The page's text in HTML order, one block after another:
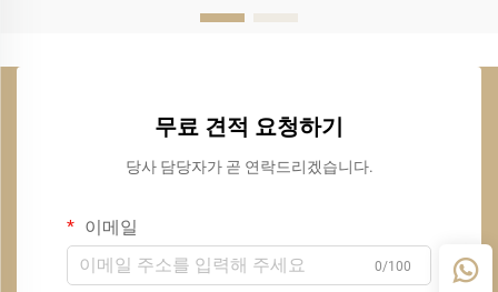
무료 견적 요청하기
당사 담당자가 곧 연락드리겠습니다.
이메일
0/100